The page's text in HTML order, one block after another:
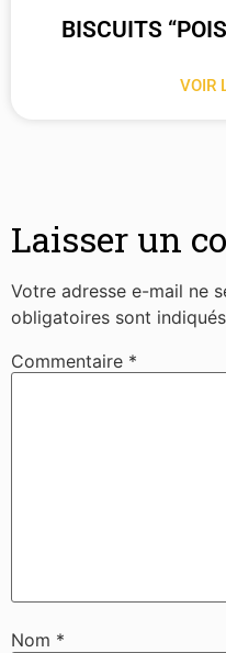
BISCUITS
VOIR
Laisser un
Votre adresse e-mail ne
obligatoires sont
Commentaire *
Nom *